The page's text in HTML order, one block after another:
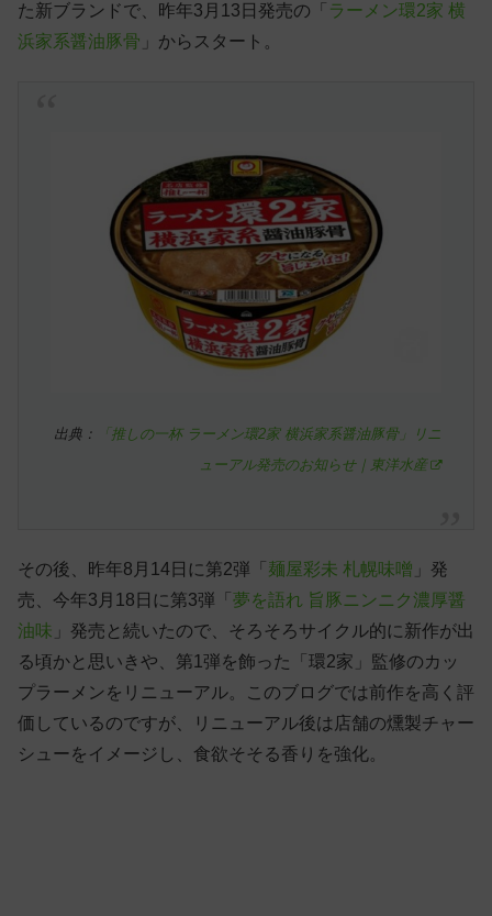
た新ブランドで、昨年3月13日発売の「 ラーメン環2家 横
浜家系醤油豚骨 」からスタート。
出典：
「推しの一杯 ラーメン環2家 横浜家系醤油豚骨」リニ
ューアル発売のお知らせ｜東洋水産
その後、昨年8月14日に第2弾「 麺屋彩未 札幌味噌 」発
売、今年3月18日に第3弾「 夢を語れ 旨豚ニンニク濃厚醤
油味 」発売と続いたので、そろそろサイクル的に新作が出
る頃かと思いきや、第1弾を飾った「環2家」監修のカッ
プラーメンをリニューアル。このブログでは前作を高く評
価しているのですが、リニューアル後は店舗の燻製チャー
シューをイメージし、食欲そそる香りを強化。